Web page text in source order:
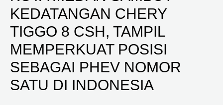
KEDATANGAN CHERY
TIGGO 8 CSH, TAMPIL
MEMPERKUAT POSISI
SEBAGAI PHEV NOMOR
SATU DI INDONESIA